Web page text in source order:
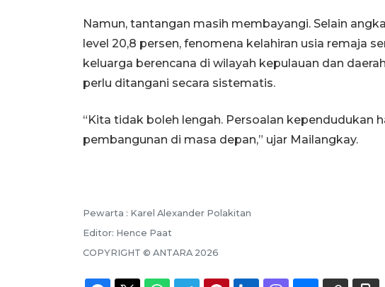
Namun, tantangan masih membayangi. Selain
level 20,8 persen, fenomena kelahiran usia remaja
keluarga berencana di wilayah kepulauan dan
perlu ditangani secara sistematis.
“Kita tidak boleh lengah. Persoalan kependudukan
pembangunan di masa depan,” ujar Mailangkay.
Pewarta : Karel Alexander Polakitan
Editor: Hence Paat
COPYRIGHT © ANTARA 2026